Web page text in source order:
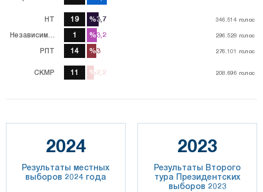
НТ
Независимый
РПТ
19
1
14
%3,7 346.514 голос
%3,2 296.528 голос
%3 276.101 голос
%3,7 346.514 голос
%3,2 296.528 голос
%3 276.101 голос
CKMP 11 %2,2 208.696 голос
%2,2 208.696 голос
2024
Результаты местных
выборов 2024 года
2023
Результаты Второго
тура Президентских
выборов 2023